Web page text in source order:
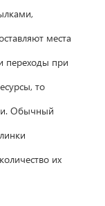
места
переходы при
то
Обычный
их